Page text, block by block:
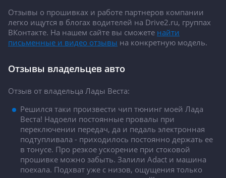
Отзывы о прошивках и работе партнеров компании
легко ищутся в блогах водителей на Drive2.ru, группах
ВКонтакте. На нашем сайте вы сможете найти
письменные и видео отзывы на конкретную модель.
Отзывы владельцев авто
Отзыв от владельца Лады Веста:
Решился таки произвести чип тюнинг моей Лада
Веста! Надоели постоянные провалы при
переключении передач, да и педаль электронная
подтупливала - приходилось постоянно держать ее
в тонусе. Про резкое ускорение при стоковой
прошивке можно забыть. Залили Adact и машина
поехала. Подхват уже с низов, ощущения только